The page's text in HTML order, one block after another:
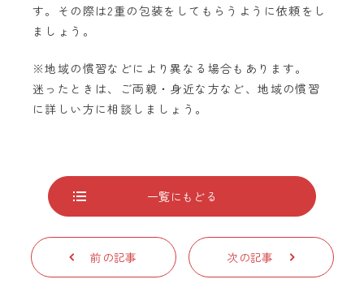
す。その際は2重の包装をしてもらうように依頼をし
ましょう。
※地域の慣習などにより異なる場合もあります。
迷ったときは、ご両親・身近な方など、地域の慣習
に詳しい方に相談しましょう。
一覧にもどる
前の記事 次の記事